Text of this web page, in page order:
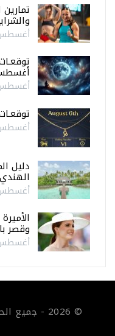
أغسطس 6,
أغسطس
أغسطس 6,
توقعـات
أغسطس 6,
دليل
الهندي
أغسطس 5,
وقصر
أغسطس 5,
© 2026 - جميع الحقوق محفوظة لموقع الراقية